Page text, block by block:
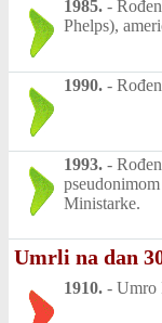
1985. -
Phelps),
1990. -
1993. -
Ministarke.
Umrli na dan
1910. - Umro